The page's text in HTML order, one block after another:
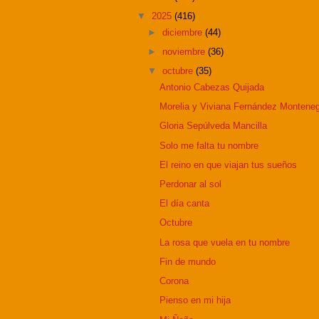
▼ 2025 (416)
►diciembre(44)
► noviembre(36)
▼octubre(35)
Antonio Cabezas Quijada
Morelia y Viviana Fernández
Gloria Sepúlveda Mancilla
Solo me falta tu nombre
El reino en que viajan tus sueños
Perdonar al sol
El día canta
Octubre
La rosa que vuela en tu nombre
Fin de mundo
Corona
Pienso en mi hija